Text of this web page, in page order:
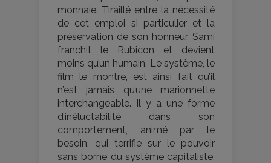
monnaie. Tiraillé entre la nécessité
de cet emploi si particulier et la
préservation de son honneur, Sami
franchit le Rubicon et devient
moins qu’un humain. Le système, le
film le montre, est ainsi fait qu’il
n’est jamais qu’une marionnette
interchangeable. Il y a une forme
d’inéluctabilité dans son
comportement, animé par le
besoin, qui terrifie sur le pouvoir
sans borne du système capitaliste.